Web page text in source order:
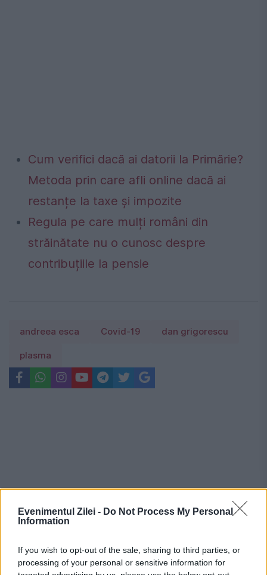
Evenimentul Zilei - Do Not Process My Personal
Information
If you wish to opt-out of the sale, sharing to third parties, or
processing of your personal or sensitive information for
Cum verifici dacă ai datorii la Primărie?
Metoda prin care afli online dacă ai
restanțe la taxe și impozite
Regula pe care mulți români din
străinătate nu o cunosc despre
contribuțiile la pensie
andreea esca Covid-19 dan grigorescu
plasma